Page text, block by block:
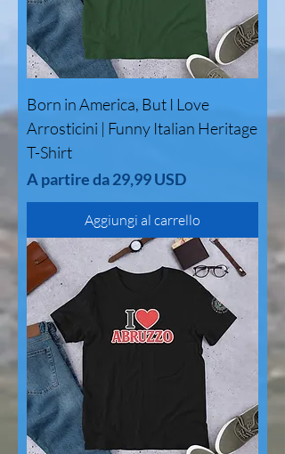
Born in America, But I Love
Arrosticini | Funny Italian Heritage
T-Shirt
A partire da29,99 USD
Prezzo scontato
Aggiungi al carrello